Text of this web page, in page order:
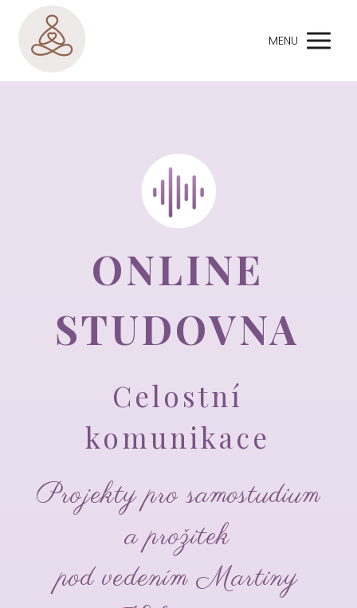
MENU
ONLINE
STUDOVNA
Celostní
komunikace
Projekty pro samostudium
a prožitek
pod vedením Martiny